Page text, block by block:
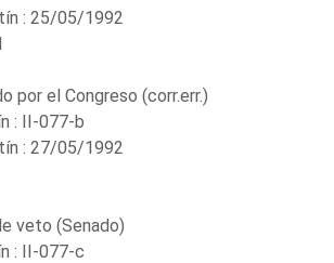
: 25/05/1992
por el Congreso (corr.err.)
: II-077-b
: 27/05/1992
veto (Senado)
: II-077-c